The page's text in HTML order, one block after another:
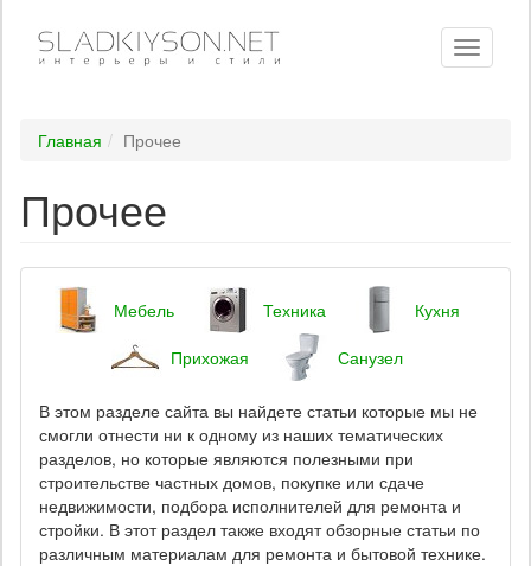
Toggle
Главная Прочее
Прочее
Мебель Техника
Кухня
Прихожая
Санузел
В этом разделе сайта вы найдете статьи которые мы не
смогли отнести ни к одному из наших тематических
разделов, но которые являются полезными при
строительстве частных домов, покупке или сдаче
недвижимости, подбора исполнителей для ремонта и
стройки. В этот раздел также входят обзорные статьи по
различным материалам для ремонта и бытовой технике.